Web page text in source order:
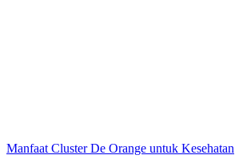
Manfaat Cluster De Orange untuk Kesehatan